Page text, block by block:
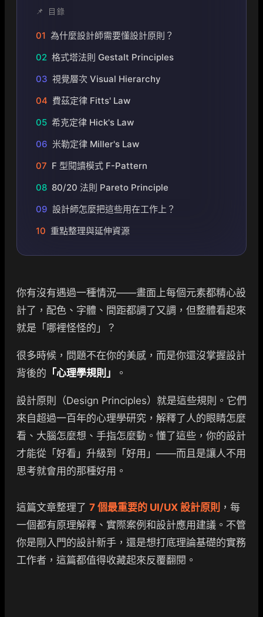
📌 目錄
01 為什麼設計師需要懂設計原則？
02 格式塔法則 Gestalt Principles
03 視覺層次 Visual Hierarchy
04 費茲定律 Fitts' Law
05 希克定律 Hick's Law
06 米勒定律 Miller's Law
07 F 型閱讀模式 F-Pattern
08 80/20 法則 Pareto Principle
09 設計師怎麼把這些用在工作上？
10 重點整理與延伸資源
你有沒有遇過一種情況——畫面上每個元素都精心設
計了，配色、字體、間距都調了又調，但整體看起來
就是「哪裡怪怪的」？
很多時候，問題不在你的美感，而是你還沒掌握設計
背後的 「心理學規則」 。
設計原則（Design Principles）就是這些規則。它們
來自超過一百年的心理學研究，解釋了人的眼睛怎麼
看、大腦怎麼想、手指怎麼動。懂了這些，你的設計
才能從「好看」升級到「好用」——而且是讓人不用
思考就會用的那種好用。
這篇文章整理了 7 個最重要的 UI/UX 設計原則 ，每
一個都有原理解釋、實際案例和設計應用建議。不管
你是剛入門的設計新手，還是想打底理論基礎的實務
工作者，這篇都值得收藏起來反覆翻閱。